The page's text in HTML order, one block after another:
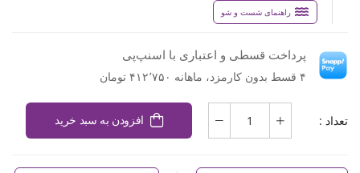
راهنمای شست و شو
پرداخت قسطی و اعتباری با اسنپ‌پی
۴ قسط بدون کارمزد، ماهانه ۴۱۲٬۷۵۰ تومان
تعداد : افزودن به سبد خرید